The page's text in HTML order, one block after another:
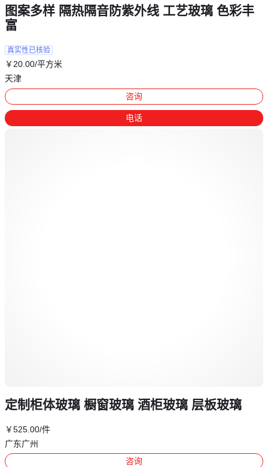
图案多样 隔热隔音防紫外线 工艺玻璃 色彩丰
富
真实性已核验
￥ 20 .00/平方米
天津
咨询
电话
定制柜体玻璃 橱窗玻璃 酒柜玻璃 层板玻璃
￥525 .00/件
广东广州
咨询